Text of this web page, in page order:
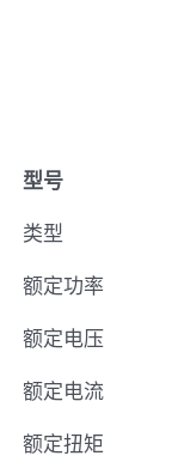
型号
类型
额定功率
额定电压
额定电流
额定扭矩